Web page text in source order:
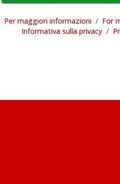
Per maggiori informazioni / For
Informativa sulla privacy /